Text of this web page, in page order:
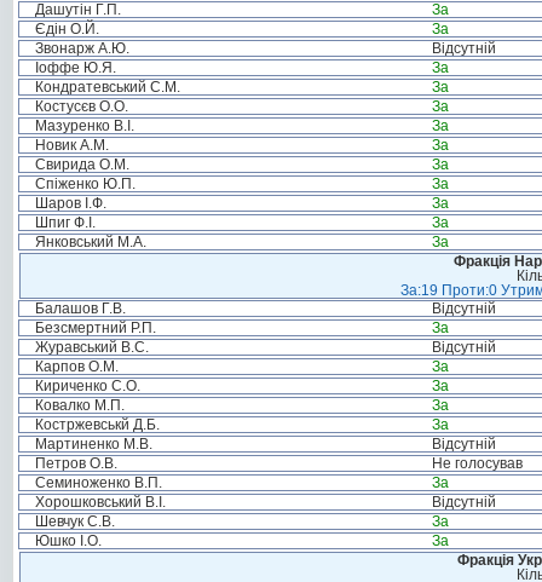
Дашутін Г.П.
За
Єдін О.Й.
За
Звонарж А.Ю.
Відсутній
Іоффе Ю.Я.
За
Кондратевський С.М.
За
Костусєв О.О.
За
Мазуренко В.І.
За
Новик А.М.
За
Свирида О.М.
За
Спіженко Ю.П.
За
Шаров І.Ф.
За
Шпиг Ф.І.
За
Янковський М.А.
За
Фракція
За:19 Проти:0
Балашов Г.В.
Відсутній
Безсмертний Р.П.
За
Журавський В.С.
Відсутній
Карпов О.М.
За
Кириченко С.О.
За
Ковалко М.П.
За
Костржевськй Д.Б.
За
Мартиненко М.В.
Відсутній
Петров О.В.
Не голосував
Семиноженко В.П.
За
Хорошковський В.І.
Відсутній
Шевчук С.В.
За
Юшко І.О.
За
Фракція